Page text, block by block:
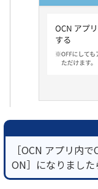
［OCN アプリ内
ON］になりました